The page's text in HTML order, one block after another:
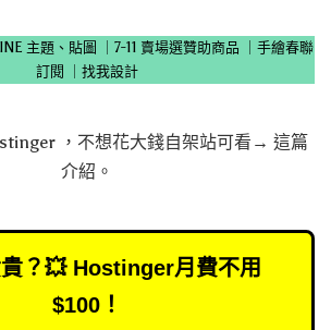
主題、貼圖 7-11 賣場選贊助商品
手繪春聯
訂閱
找我設計
，不想花大錢自架站可看→ 這篇
介紹 。
？💥 Hostinger月費不用
$100！